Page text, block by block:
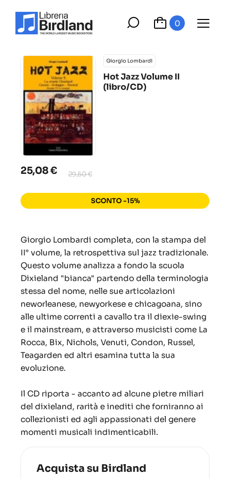
0
Giorgio Lombardi
Hot Jazz Volume II
(libro/CD)
25,08 € 29,50 €
SCONTO -15%
Giorgio Lombardi completa, con la stampa del
II° volume, la retrospettiva sul jazz tradizionale.
Questo volume analizza a fondo la scuola
Dixieland "bianca" partendo della terminologia
stessa del nome, nelle sue articolazioni
neworleanese, newyorkese e chicagoana, sino
alle ultime correnti a cavallo tra il diexie-swing
e il mainstream, e attraverso musicisti come La
Rocca, Bix, Nichols, Venuti, Condon, Russel,
Teagarden ed altri esamina tutta la sua
evoluzione.
Il CD riporta - accanto ad alcune pietre miliari
del dixieland, rarità e inediti che forniranno ai
collezionisti ed agli appassionati del genere
momenti musicali indimenticabili.
Acquista su Birdland